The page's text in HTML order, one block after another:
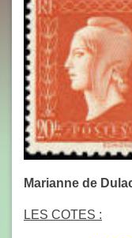
Marianne de
LES COTES :